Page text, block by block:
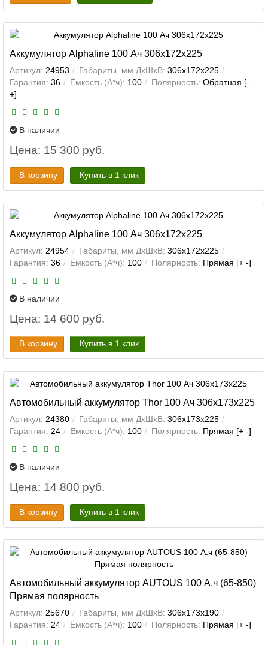
Аккумулятор Alphaline 100 Ач 306x172x225
Артикул: 24953 Габариты, мм ДхШхВ: 306x172x225
Гарантия: 36 Ёмкость (А*ч): 100 Полярность: Обратная [-
+]
В наличии
Цена: 15 300 руб.
В корзину Купить в 1 клик
Аккумулятор Alphaline 100 Ач 306x172x225
Артикул: 24954 Габариты, мм ДхШхВ: 306x172x225
Гарантия: 36 Ёмкость (А*ч): 100 Полярность: Прямая [+ -]
В наличии
Цена: 14 600 руб.
В корзину Купить в 1 клик
Автомобильный аккумулятор Thor 100 Ач 306x173x225
Артикул: 24380 Габариты, мм ДхШхВ: 306x173x225
Гарантия: 24 Ёмкость (А*ч): 100 Полярность: Прямая [+ -]
В наличии
Цена: 14 800 руб.
В корзину Купить в 1 клик
Автомобильный аккумулятор AUTOUS 100 А.ч (65-850)
Прямая полярность
Артикул: 25670 Габариты, мм ДхШхВ: 306x173x190
Гарантия: 24 Ёмкость (А*ч): 100 Полярность: Прямая [+ -]